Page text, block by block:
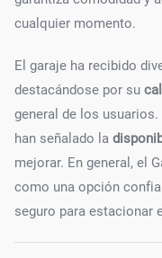
cualquier momento.
El garaje ha recibido
destacándose por su
general de los
han señalado la
mejorar. En general, el
como una opción
seguro para estacionar